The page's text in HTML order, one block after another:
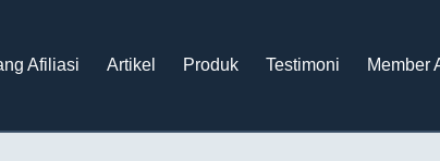
Afiliasi Artikel Produk Testimoni Member